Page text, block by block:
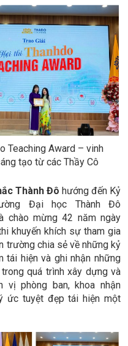
Teaching Award – vinh
tạo từ các Thầy Cô
Thành Đô hướng đến Kỷ
Đại học Thành Đô
chào mừng 42 năm ngày
khuyến khích sự tham gia
trường chia sẻ về những kỷ
tái hiện và ghi nhận những
quá trình xây dựng và
vị phòng ban, khoa nhận
ức tuyệt đẹp tái hiện một